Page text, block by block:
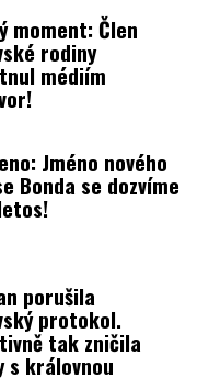
moment: Člen
rodiny
médiím
Jméno nového
Bonda se dozvíme
porušila
protokol.
tak zničila
s královnou